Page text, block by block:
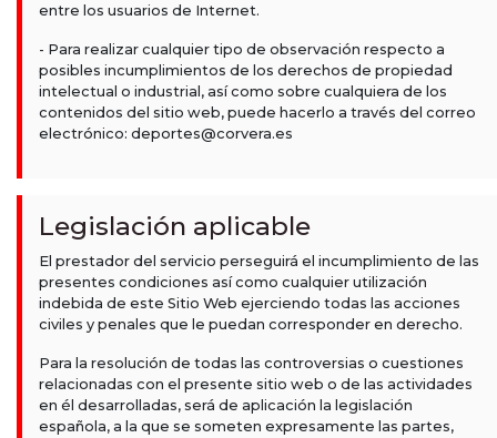
entre los usuarios de Internet.
- Para realizar cualquier tipo de observación respecto a
posibles incumplimientos de los derechos de propiedad
intelectual o industrial, así como sobre cualquiera de los
contenidos del sitio web, puede hacerlo a través del correo
electrónico: deportes@corvera.es
Legislación aplicable
El prestador del servicio perseguirá el incumplimiento de las
presentes condiciones así como cualquier utilización
indebida de este Sitio Web ejerciendo todas las acciones
civiles y penales que le puedan corresponder en derecho.
Para la resolución de todas las controversias o cuestiones
relacionadas con el presente sitio web o de las actividades
en él desarrolladas, será de aplicación la legislación
española, a la que se someten expresamente las partes,